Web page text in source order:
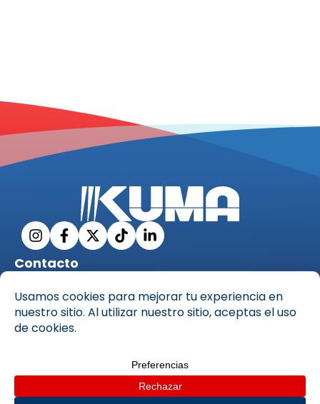
Contacto
info@ckuma.com
C. Pío XII, 69, 35006 Las Palmas de Gran Canaria,
Las Palmas
928 31 53 35
Copyright © Centro de estudios Kuma S.L, 2025 – Todos los
derechos reservados –